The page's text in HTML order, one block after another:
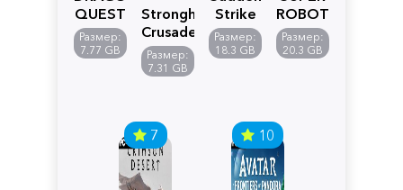
QUEST
VII
Reimagined
Размер:
7.77 GB
Stronghold
Crusader:
Definitive
Edition
Размер:
7.31 GB
Strike
5
Размер:
18.3 GB
ROBOT
WARS
Y
Размер:
20.3 GB
7 10